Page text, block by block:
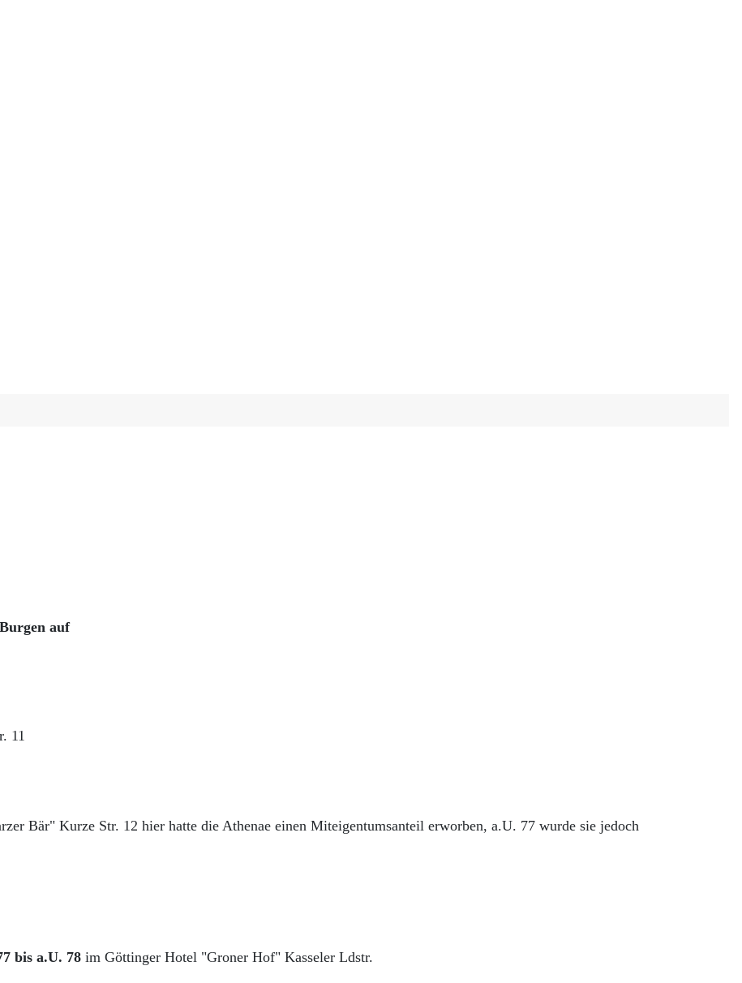
auf
11
Bär" Kurze Str. 12 hier hatte die Athenae einen Miteigentumsanteil erworben, a.U. 77 wurde sie jedoch
bis a.U. 78 im Göttinger Hotel "Groner Hof" Kasseler Ldstr.